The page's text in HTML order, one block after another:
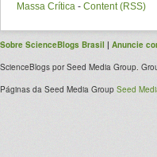
Massa Crítica - Content (RSS)
Sobre ScienceBlogs Brasil | Anuncie
ScienceBlogs por Seed Media Group.
Páginas da Seed Media Group Seed